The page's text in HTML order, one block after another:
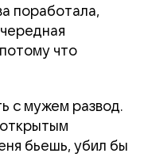
поработала,
что
с мужем развод.
открытым
бьешь, убил бы